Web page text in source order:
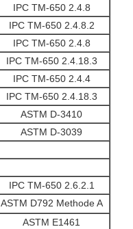
IPC TM-650 2.4.8
IPC TM-650 2.4.8.2
IPC TM-650 2.4.8
IPC TM-650 2.4.18.3
IPC TM-650 2.4.4
IPC TM-650 2.4.18.3
ASTM D-3410
ASTM D-3039
IPC TM-650 2.6.2.1
ASTM D792 Methode A
ASTM E1461